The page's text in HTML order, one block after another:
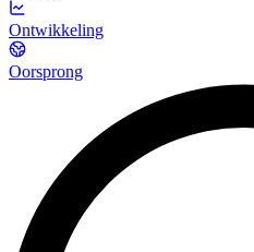
Ontwikkeling
Oorsprong